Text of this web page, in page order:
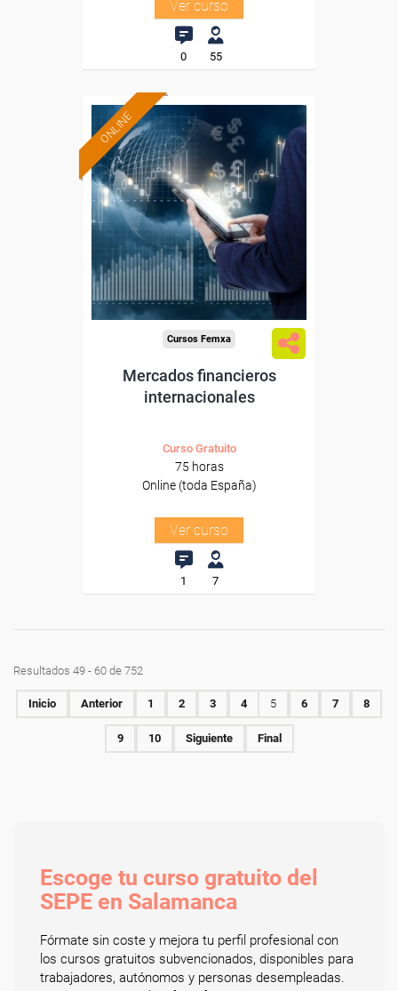
Ver curso
0 55
ONLINE
Formación 100%
subvencionada.
Para desempleados,
trabajadores y autónomos.
Sector
-Finanzas y Seguros.
Cursos Femxa
Mercados financieros
internacionales
Curso Gratuito
75 horas
Online (toda España)
Ver curso
1 7
Resultados 49 - 60 de 752
Inicio Anterior 1 2 3 4 5 6 7 8
9 10 Siguiente Final
Escoge tu curso gratuito del
SEPE en Salamanca
Fórmate sin coste y mejora tu perfil profesional con
los cursos gratuitos subvencionados, disponibles para
trabajadores, autónomos y personas desempleadas.